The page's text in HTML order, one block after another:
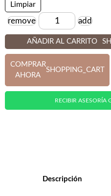
Limpiar
Cantidad
remove add
AÑADIR AL CARRITO
COMPRAR
AHORA
SHOPPING_CART
RECIBIR ASESORÍA
Descripción